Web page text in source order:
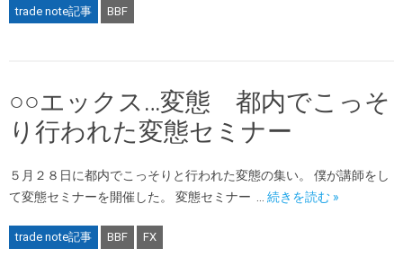
trade note記事 BBF
○○エックス…変態 都内でこっそ
り行われた変態セミナー
５月２８日に都内でこっそりと行われた変態の集い。 僕が講師をし
て変態セミナーを開催した。 変態セミナー … 続きを読む »
trade note記事 BBF FX